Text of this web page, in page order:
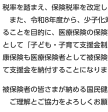
税率を踏まえ、保険税率を改定し
また、令和8年度から、少子化
ることを目的に、医療保険の保
として「子ども・子育て支援金
康保険も医療保険者として被保
て支援金を納付することになりま
被保険者の皆さまが納める国民
ご理解とご協力をよろしくお願